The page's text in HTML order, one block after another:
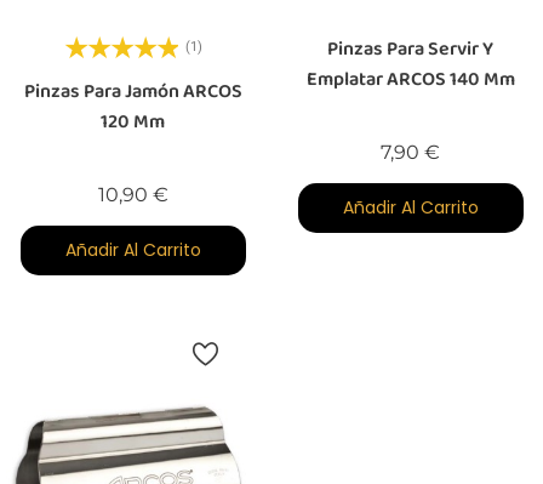
(1)
Pinzas Para Jamón ARCOS
120 Mm
10,90 €Precio
Añadir Al Carrito
Pinzas Para Servir Y
Emplatar ARCOS 140 Mm
7,90 €
Añadir Al Carrito